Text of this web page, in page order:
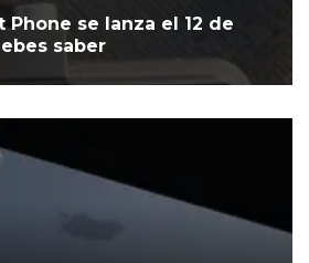
Phone se lanza el 12 de
saber